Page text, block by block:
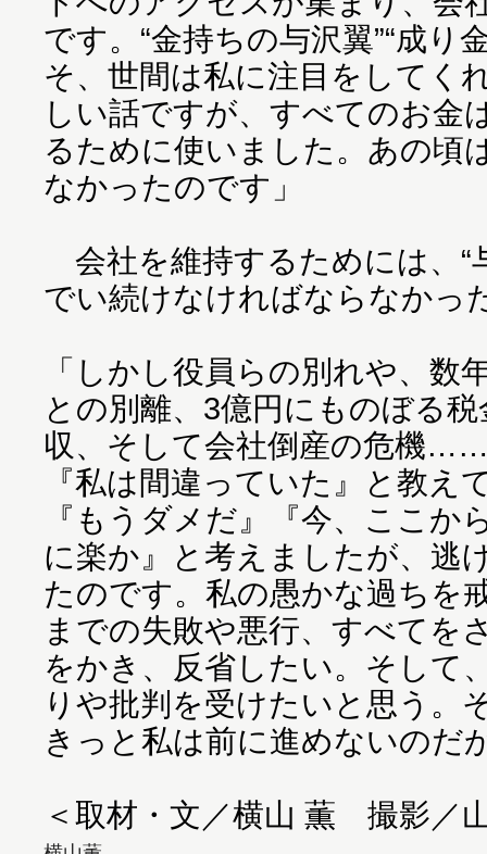
です。“金持ちの与沢翼”“成り
そ、世間は私に注目をしてく
しい話ですが、すべてのお金
るために使いました。あの頃
なかったのです」
会社を維持するためには、“
でい続けなければならなかっ
「しかし役員らの別れや、数
との別離、3億円にものぼる
収、そして会社倒産の危機
『私は間違っていた』と教え
『もうダメだ』『今、ここか
に楽か』と考えましたが、逃
たのです。私の愚かな過ちを
までの失敗や悪行、すべてを
をかき、反省したい。そして
りや批判を受けたいと思う。
きっと私は前に進めないのだ
＜取材・文／横山 薫 撮影／